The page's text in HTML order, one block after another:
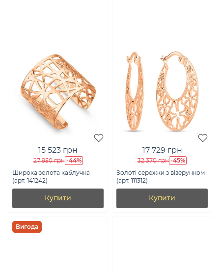
15 523 грн
27 950 грн -44%
Широка золота каблучка
(арт. 141242)
Купити
17 729 грн
32 370 грн -45%
Золоті сережки з візерунком
(арт. 111312)
Купити
Вигода